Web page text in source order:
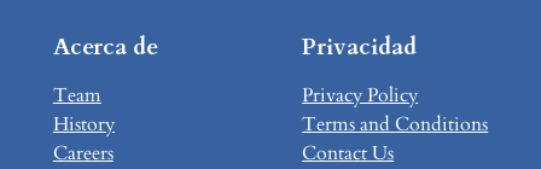
Acerca de
Team
History
Careers
Privacidad
Privacy Policy
Terms and Conditions
Contact Us